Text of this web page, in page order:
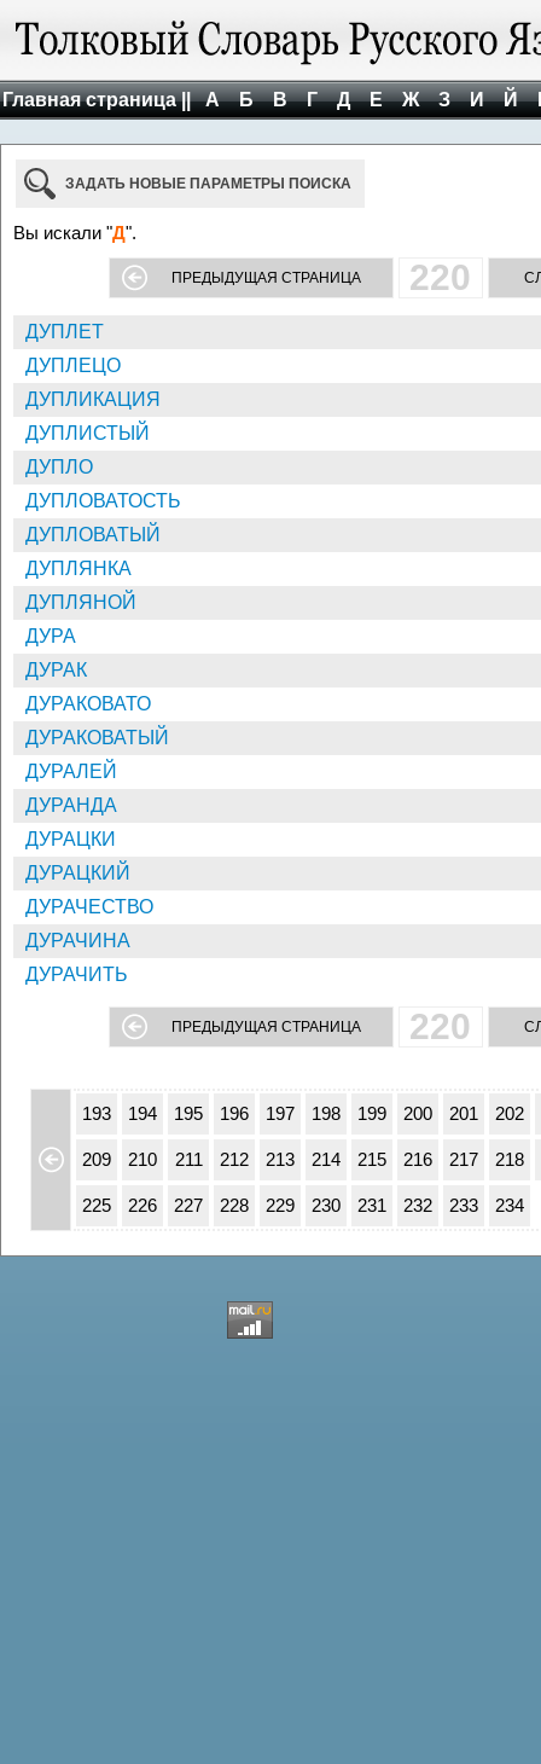
Главная страница || А Б В Г Д Е Ж З И Й
ЗАДАТЬ НОВЫЕ ПАРАМЕТРЫ ПОИСКА
Вы искали "Д".
ПРЕДЫДУЩАЯ СТРАНИЦА 220
ДУПЛЕТ
ДУПЛЕЦО
ДУПЛИКАЦИЯ
ДУПЛИСТЫЙ
ДУПЛО
ДУПЛОВАТОСТЬ
ДУПЛОВАТЫЙ
ДУПЛЯНКА
ДУПЛЯНОЙ
ДУРА
ДУРАК
ДУРАКОВАТО
ДУРАКОВАТЫЙ
ДУРАЛЕЙ
ДУРАНДА
ДУРАЦКИ
ДУРАЦКИЙ
ДУРАЧЕСТВО
ДУРАЧИНА
ДУРАЧИТЬ
ПРЕДЫДУЩАЯ СТРАНИЦА 220
176
193 194 195 196 197 198 199 200 201 202
209 210 211 212 213 214 215 216 217 218
225 226 227 228 229 230 231 232 233 234